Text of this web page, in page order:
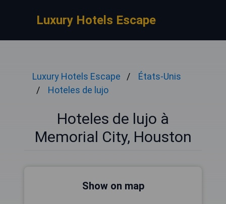
Luxury Hotels Escape
Luxury Hotels Escape
États-Unis
Hoteles de lujo
Hoteles de lujo à
Memorial City, Houston
Show on map